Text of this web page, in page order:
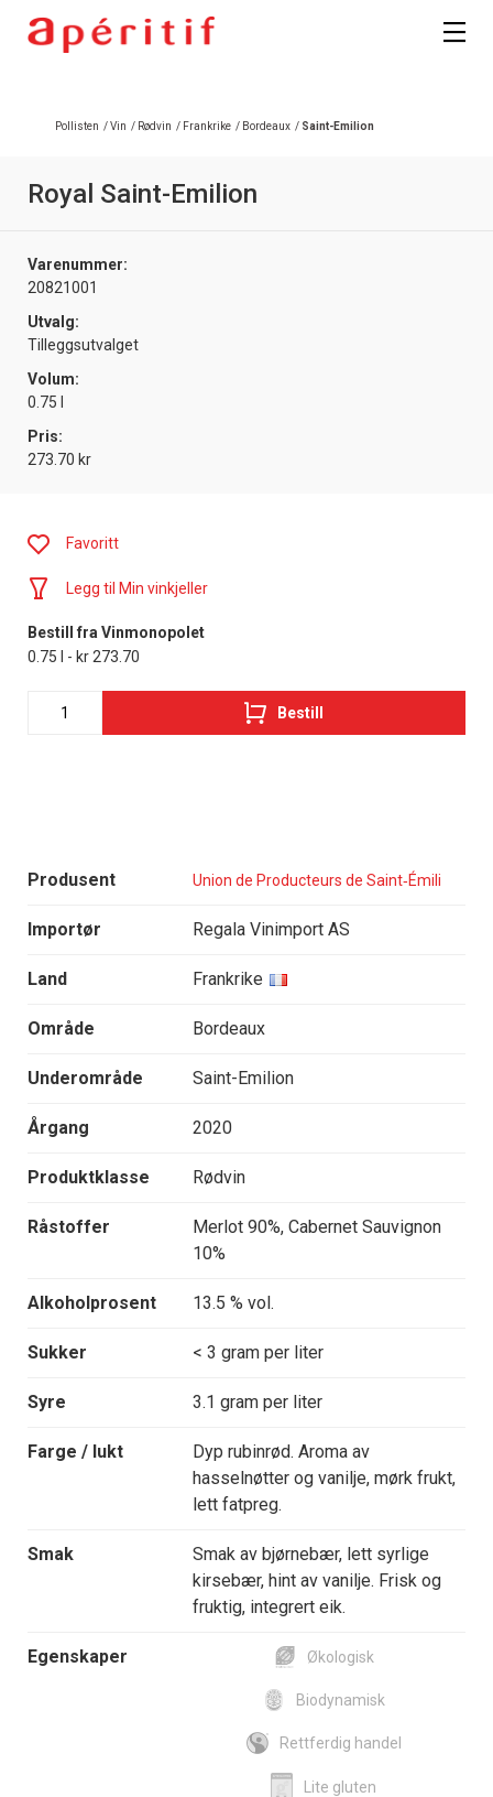
Pollisten /Vin / Rødvin / Frankrike / Bordeaux / Saint-Emilion
Royal Saint-Emilion
Varenummer:
20821001
Utvalg:
Tilleggsutvalget
Volum:
0.75 l
Pris:
273.70 kr
Produsent Union de Producteurs de Saint‑Émili
Importør Regala Vinimport AS
Land Frankrike
Område Bordeaux
Underområde Saint-Emilion
Årgang 2020
Produktklasse Rødvin
Råstoffer
Merlot 90%, Cabernet Sauvignon
10%
Alkoholprosent 13.5 % vol.
Sukker < 3 gram per liter
Syre 3.1 gram per liter
Farge / lukt
Dyp rubinrød. Aroma av
hasselnøtter og vanilje, mørk frukt,
lett fatpreg.
Smak
Smak av bjørnebær, lett syrlige
kirsebær, hint av vanilje. Frisk og
fruktig, integrert eik.
Egenskaper Økologisk
Biodynamisk
Rettferdig handel
Lite gluten
Favoritt
Legg til Min vinkjeller
Bestill fra Vinmonopolet
0.75 l - kr 273.70
Bestill